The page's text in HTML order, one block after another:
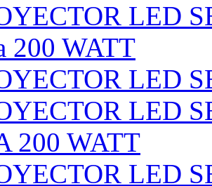
LED
200 WATT
LED
LED
200 WATT
LED